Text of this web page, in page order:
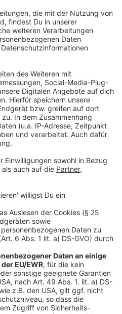
neun Prozent mehr
Blick auf den
ändert an der
Münster bleibt im
Stuttgart, dort wurde
O-Meter-Cup"?
City Deutschlands"
auszeichnen. Die
Heizverbrauch in der
Euro Preisgeld. Die
gibt es